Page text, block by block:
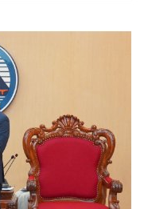
ngày 06-8.